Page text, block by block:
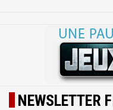
NEWSLETTER